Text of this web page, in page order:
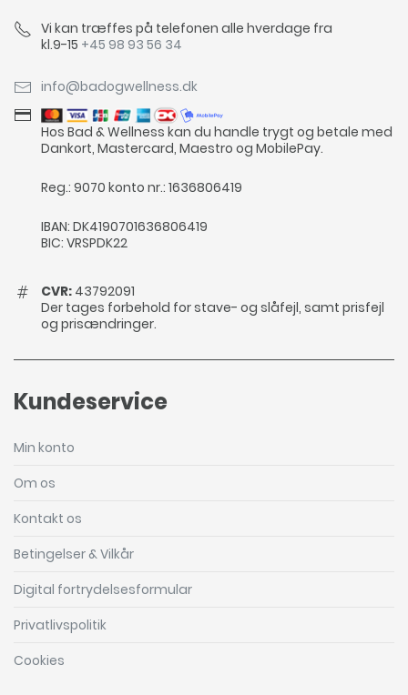
Vi kan træffes på telefonen alle hverdage fra
kl.9-15 +45 98 93 56 34
info@badogwellness.dk
Hos Bad & Wellness kan du handle trygt og betale med
Dankort, Mastercard, Maestro og MobilePay.
Reg.: 9070 konto nr.: 1636806419
IBAN: DK4190701636806419
BIC: VRSPDK22
CVR: 43792091
Der tages forbehold for stave- og slåfejl, samt prisfejl
og prisændringer.
Kundeservice
Min konto
Om os
Kontakt os
Betingelser & Vilkår
Digital fortrydelsesformular
Privatlivspolitik
Cookies